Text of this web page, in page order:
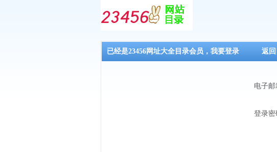
已经是23456网址大全目录会员，我要登录 返
电子邮
登录密